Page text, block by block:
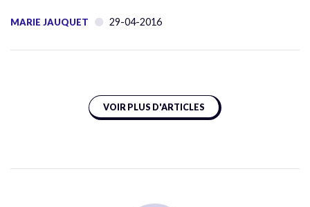
MARIE JAUQUET 29-04-2016
VOIR PLUS D'ARTICLES